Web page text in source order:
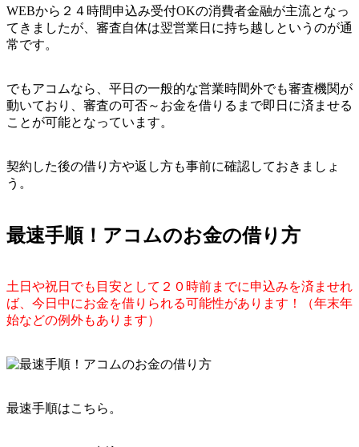
WEBから２４時間申込み受付OKの消費者金融が主流となっ
てきましたが、審査自体は翌営業日に持ち越しというのが通
常です。
でもアコムなら、平日の一般的な営業時間外でも審査機関が
動いており、審査の可否～お金を借りるまで即日に済ませる
ことが可能となっています。
契約した後の借り方や返し方も事前に確認しておきましょ
う。
最速手順！アコムのお金の借り方
土日や祝日でも目安として２０時前までに申込みを済ませれ
ば、今日中にお金を借りられる可能性があります！（年末年
始などの例外もあります）
最速手順はこちら。